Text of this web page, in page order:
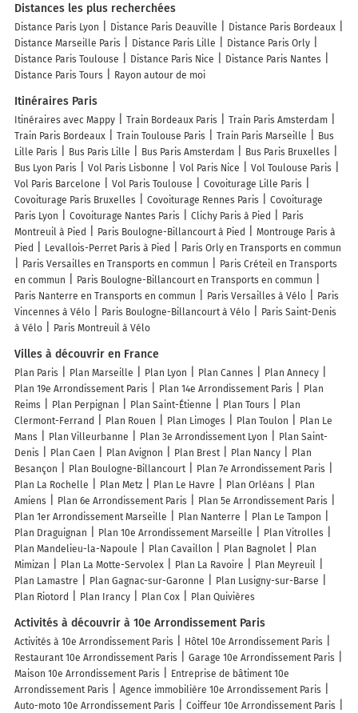
Distances les plus recherchées
Distance Paris Lyon Distance Paris Deauville
Distance Paris Bordeaux
Distance Marseille Paris
Distance Paris Lille
Distance Paris Orly
Distance Paris Toulouse
Distance Paris Nice
Distance Paris Nantes
Distance Paris Tours
Rayon autour de moi
Itinéraires Paris
Itinéraires avec Mappy Train Bordeaux Paris
Train Paris Amsterdam
Train Paris Bordeaux
Train Toulouse Paris Train Paris Marseille
Bus
Lille Paris
Bus Paris Lille Bus Paris Amsterdam
Bus Paris Bruxelles
Bus Lyon Paris
Vol Paris Lisbonne Vol Paris Nice
Vol Toulouse Paris
Vol Paris Barcelone
Vol Paris Toulouse
Covoiturage Lille Paris
Covoiturage Paris Bruxelles
Covoiturage Rennes Paris
Covoiturage
Paris Lyon
Covoiturage Nantes Paris Clichy Paris à Pied
Paris
Montreuil à Pied
Paris Boulogne-Billancourt à Pied
Montrouge Paris à
Pied
Levallois-Perret Paris à Pied
Paris Orly en Transports en commun
Paris Versailles en Transports en commun
Paris Créteil en Transports
en commun
Paris Boulogne-Billancourt en Transports en commun
Paris Nanterre en Transports en commun
Paris Versailles à Vélo
Paris
Vincennes à Vélo
Paris Boulogne-Billancourt à Vélo
Paris Saint-Denis
à Vélo
Paris Montreuil à Vélo
Villes à découvrir en France
Plan Paris Plan Marseille Plan Lyon Plan Cannes
Plan Annecy
Plan 19e Arrondissement Paris
Plan 14e Arrondissement Paris
Plan
Reims
Plan Perpignan Plan Saint-Étienne Plan Tours
Plan
Clermont-Ferrand
Plan Rouen Plan Limoges Plan Toulon
Plan Le
Mans
Plan Villeurbanne Plan 3e Arrondissement Lyon
Plan Saint-
Denis
Plan Caen Plan Avignon Plan Brest Plan Nancy
Plan
Besançon
Plan Boulogne-Billancourt
Plan 7e Arrondissement Paris
Plan La Rochelle
Plan Metz Plan Le Havre Plan Orléans
Plan
Amiens
Plan 6e Arrondissement Paris
Plan 5e Arrondissement Paris
Plan 1er Arrondissement Marseille
Plan Nanterre
Plan Le Tampon
Plan Draguignan
Plan 10e Arrondissement Marseille
Plan Vitrolles
Plan Mandelieu-la-Napoule
Plan Cavaillon Plan Bagnolet
Plan
Mimizan
Plan La Motte-Servolex Plan La Ravoire
Plan Meyreuil
Plan Lamastre
Plan Gagnac-sur-Garonne
Plan Lusigny-sur-Barse
Plan Riotord
Plan Irancy Plan Cox Plan Quivières
Activités à découvrir à 10e Arrondissement Paris
Activités à 10e Arrondissement Paris
Hôtel 10e Arrondissement Paris
Restaurant 10e Arrondissement Paris
Garage 10e Arrondissement Paris
Maison 10e Arrondissement Paris
Entreprise de bâtiment 10e
Arrondissement Paris
Agence immobilière 10e Arrondissement Paris
Auto-moto 10e Arrondissement Paris
Coiffeur 10e Arrondissement Paris